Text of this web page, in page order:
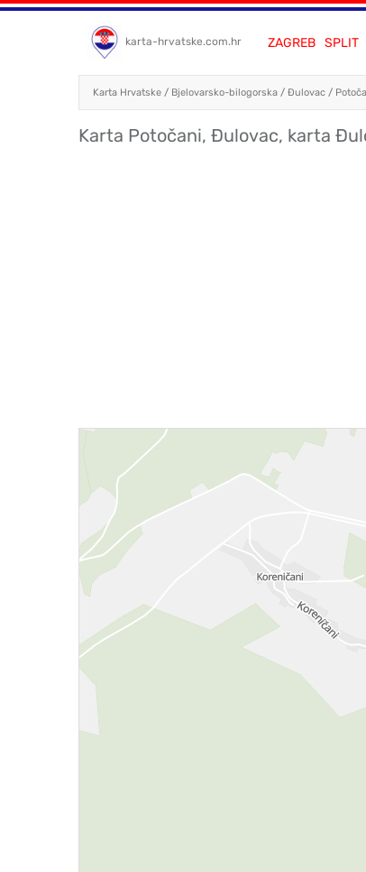
karta-hrvatske.com.hr ZAGREB SPLIT
Karta Hrvatske / Bjelovarsko-bilogorska / Đulovac /
Karta Potočani, Đulovac, karta